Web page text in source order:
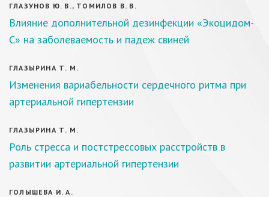
ГЛАЗУНОВ Ю. В., ТОМИЛОВ В. В.
Влияние дополнительной дезинфекции «Экоцидом-
С» на заболеваемость и падеж свиней
ГЛАЗЫРИНА Т. М.
Изменения вариабельности сердечного ритма при
артериальной гипертензии
ГЛАЗЫРИНА Т. М.
Роль стресса и постстрессовых расстройств в
развитии артериальной гипертензии
ГОЛЫШЕВА И. А.